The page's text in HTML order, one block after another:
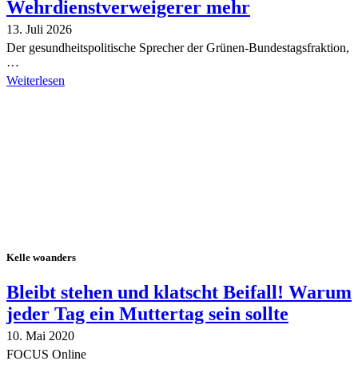
Wehrdienstverweigerer mehr
13. Juli 2026
Der gesundheitspolitische Sprecher der Grünen-Bundestagsfraktion,
…
Weiterlesen
Kelle woanders
Bleibt stehen und klatscht Beifall! Warum
jeder Tag ein Muttertag sein sollte
10. Mai 2020
FOCUS Online